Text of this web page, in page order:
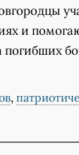
и
погибших
,